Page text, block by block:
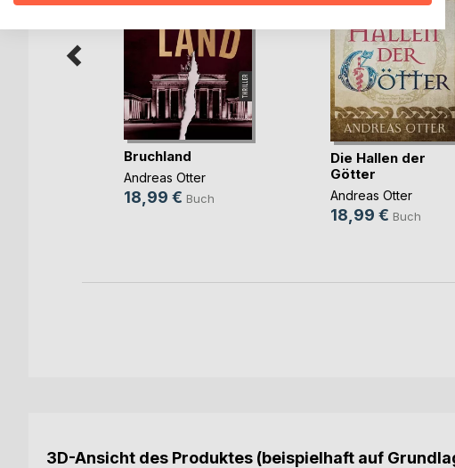
Bruchland
Andreas Otter
18,99 € Buch
Die Hallen der
Götter
Andreas Otter
18,99 € Buch
3D-Ansicht des Produktes (beispielhaft auf